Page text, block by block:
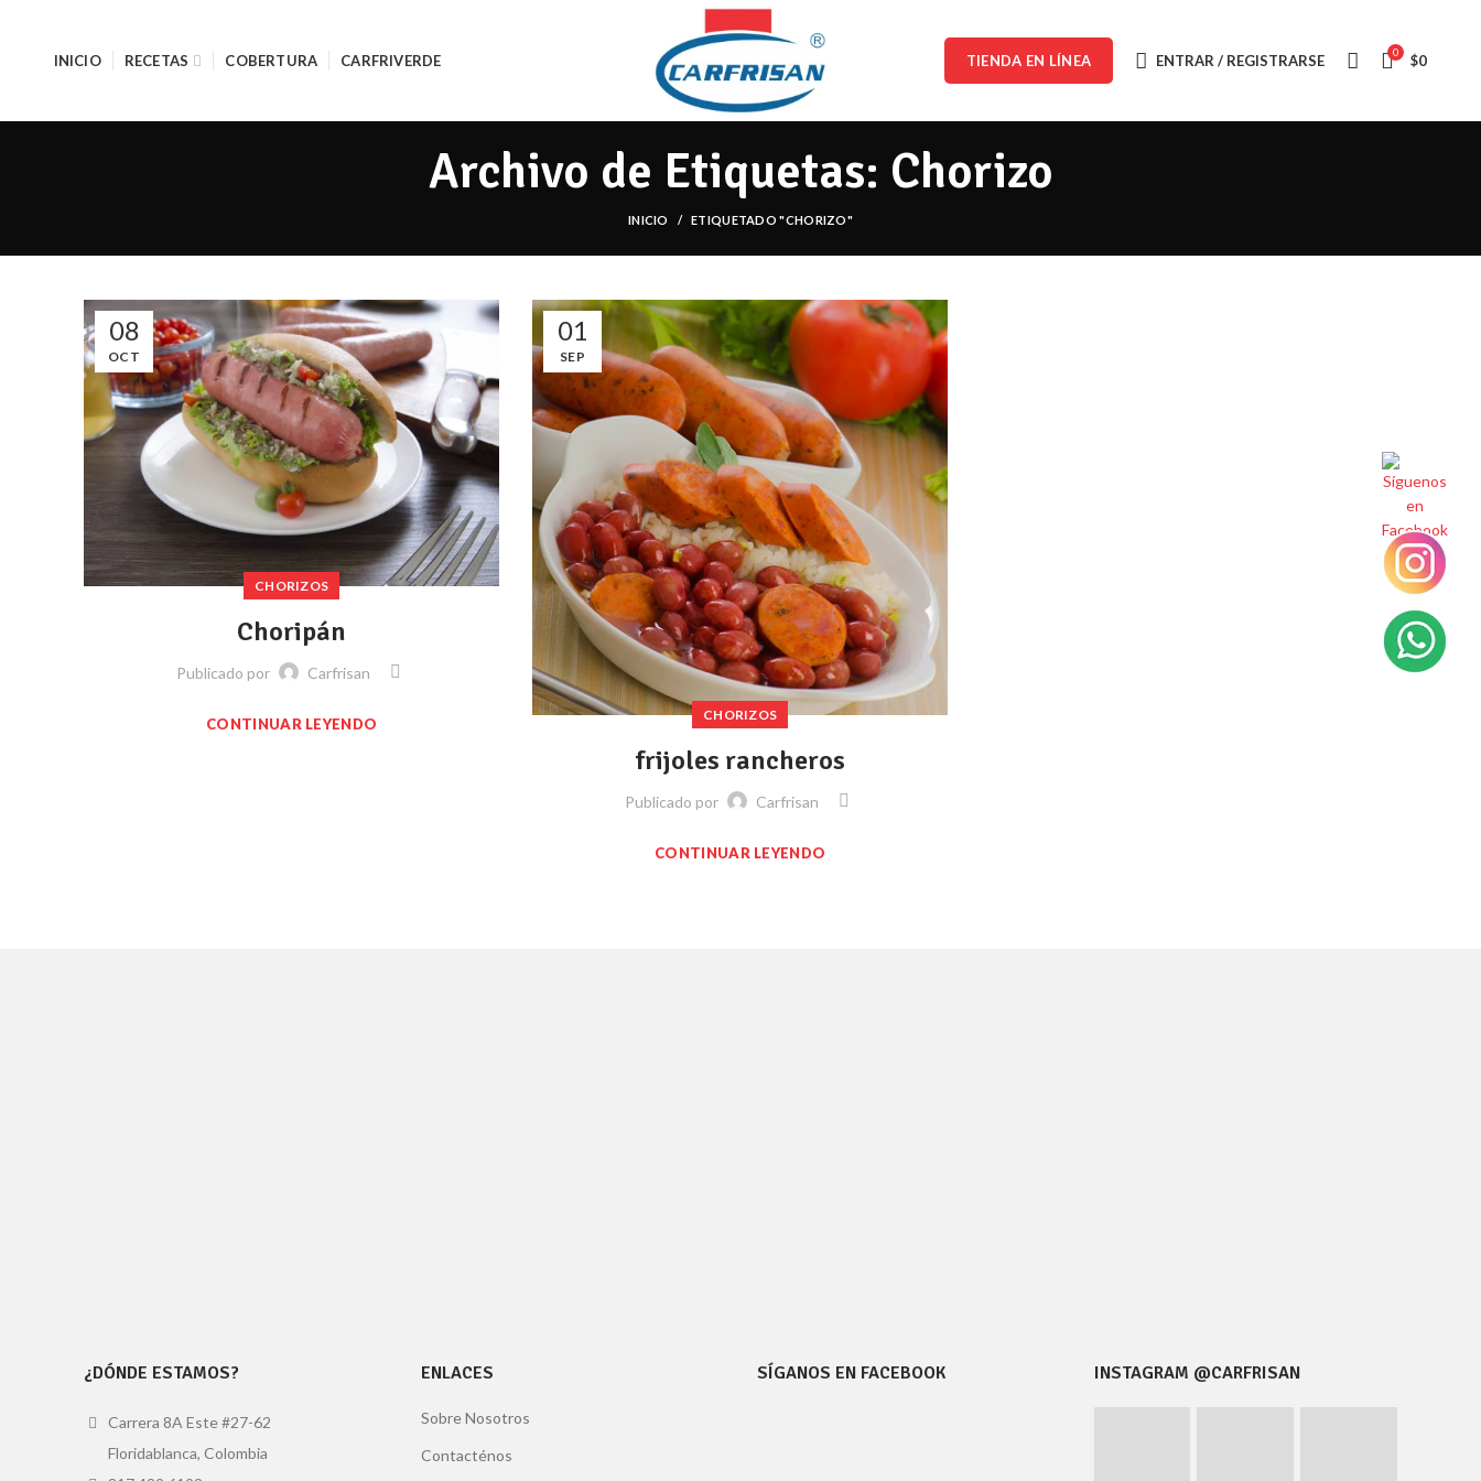
INICIO RECETAS COBERTURA CARFRIVERDE TIENDA EN LÍNEA ENTRAR / REGISTRARSE 0 $0
Archivo de Etiquetas: Chorizo
INICIO ETIQUETADO "CHORIZO"
08
OCT
CHORIZOS
Choripán
Publicado por Carfrisan
CONTINUAR LEYENDO
01
SEP
CHORIZOS
frijoles rancheros
Publicado por Carfrisan
CONTINUAR LEYENDO
¿DÓNDE ESTAMOS?
Carrera 8A Este #27-62
Floridablanca, Colombia
ENLACES
Sobre Nosotros
Contacténos
SÍGANOS EN FACEBOOK INSTAGRAM @CARFRISAN